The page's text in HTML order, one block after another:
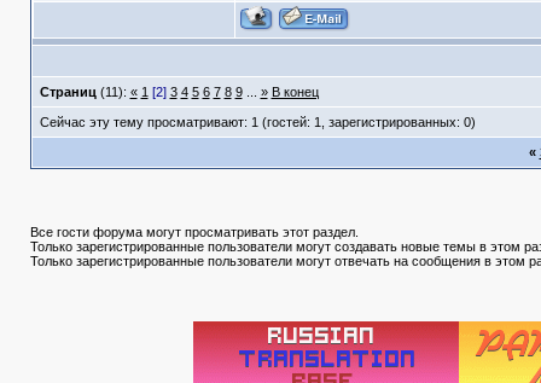
Страниц (11): « 1 [2] 3 4 5 6 7 8 9... » В конец
Сейчас эту тему просматривают: 1 (гостей: 1, зарегистрированных: 0)
«
Все гости форума могут просматривать этот раздел.
Только зарегистрированные пользователи могут создавать новые темы в этом
Только зарегистрированные пользователи могут отвечать на сообщения в этом